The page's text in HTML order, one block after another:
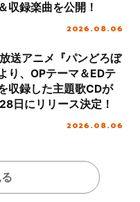
収録楽曲を公開！
2026.08.06
送アニメ『パンどろぼ
り、OPテーマ＆EDテ
収録した主題歌CDが
日にリリース決定！
2026.08.06